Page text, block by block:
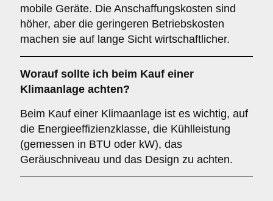
mobile Geräte. Die Anschaffungskosten sind
höher, aber die geringeren Betriebskosten
machen sie auf lange Sicht wirtschaftlicher.
Worauf sollte ich beim Kauf einer
Klimaanlage achten?
Beim Kauf einer Klimaanlage ist es wichtig, auf
die Energieeffizienzklasse, die Kühlleistung
(gemessen in BTU oder kW), das
Geräuschniveau und das Design zu achten.